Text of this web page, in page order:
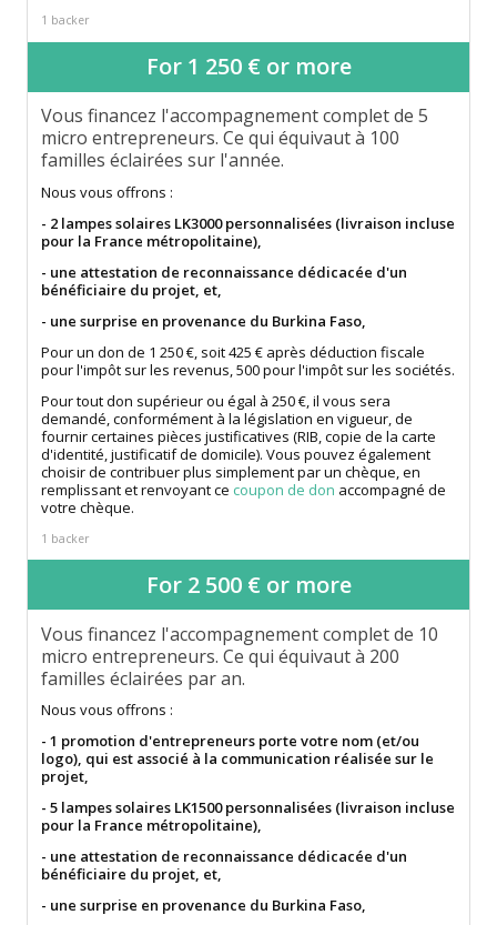
1 backer
For 1 250 € or more
Vous financez l'accompagnement complet de 5
micro entrepreneurs. Ce qui équivaut à 100
familles éclairées sur l'année.
Nous vous offrons :
- 2 lampes solaires LK3000 personnalisées (livraison incluse
pour la France métropolitaine),
- une attestation de reconnaissance dédicacée d'un
bénéficiaire du projet, et,
- une surprise en provenance du Burkina Faso,
Pour un don de 1 250 €, soit 425 € après déduction fiscale
pour l'impôt sur les revenus, 500 pour l'impôt sur les sociétés.
Pour tout don supérieur ou égal à 250 €, il vous sera
demandé, conformément à la législation en vigueur, de
fournir certaines pièces justificatives (RIB, copie de la carte
d'identité, justificatif de domicile). Vous pouvez également
choisir de contribuer plus simplement par un chèque, en
remplissant et renvoyant ce coupon de don accompagné de
votre chèque.
1 backer
For 2 500 € or more
Vous financez l'accompagnement complet de 10
micro entrepreneurs. Ce qui équivaut à 200
familles éclairées par an.
Nous vous offrons :
- 1 promotion d'entrepreneurs porte votre nom (et/ou
logo), qui est associé à la communication réalisée sur le
projet,
- 5 lampes solaires LK1500 personnalisées (livraison incluse
pour la France métropolitaine),
- une attestation de reconnaissance dédicacée d'un
bénéficiaire du projet, et,
- une surprise en provenance du Burkina Faso,